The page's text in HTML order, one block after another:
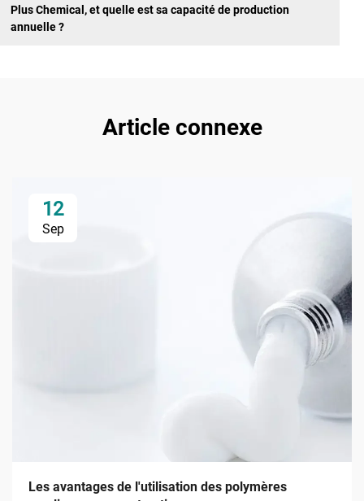
Plus Chemical, et quelle est sa capacité de production
annuelle ?
Article connexe
12
Sep
Les avantages de l'utilisation des polymères